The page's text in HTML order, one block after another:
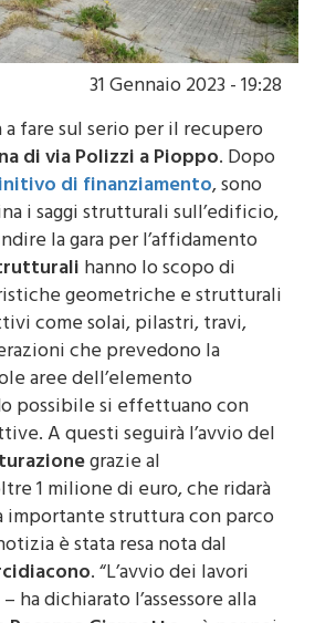
31 Gennaio 2023 - 19:28
fare sul serio per il recupero
di via Polizzi a Pioppo. Dopo
di finanziamento, sono
i saggi strutturali sull’edificio,
la gara per l’affidamento
hanno lo scopo di
geometriche e strutturali
come solai, pilastri, travi,
che prevedono la
aree dell’elemento
possibile si effettuano con
A questi seguirà l’avvio del
grazie al
1 milione di euro, che ridarà
importante struttura con parco
è stata resa nota dal
. “L’avvio dei lavori
ha dichiarato l’assessore alla